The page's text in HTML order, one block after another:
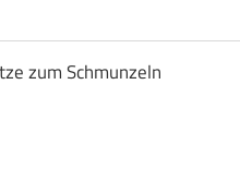
zum Schmunzeln